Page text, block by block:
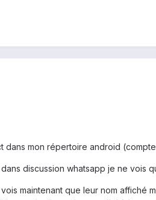
dans mon répertoire android
discussion whatsapp je ne vois
maintenant que leur nom affiché